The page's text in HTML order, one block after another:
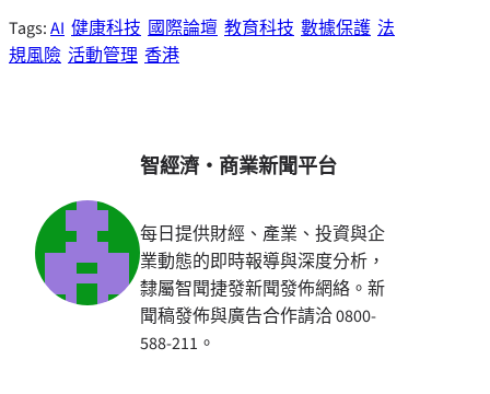
Tags:AI 健康科技 國際論壇 教育科技 數據保護 法
規風險 活動管理 香港
智經濟・商業新聞平台
每日提供財經、產業、投資與企
業動態的即時報導與深度分析，
隸屬智聞捷發新聞發佈網絡。新
聞稿發佈與廣告合作請洽 0800-
588-211。